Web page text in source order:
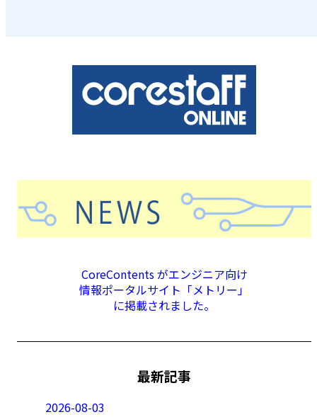
CoreContents がエンジニア向け
情報ポータルサイト「メトリー」
に掲載されました。
最新記事
2026-08-03